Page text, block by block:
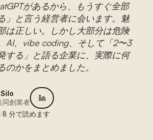
無料相談を予約する
があるから、もうすぐ全部
」と言う経営者に会います。魅
は正しい。しかし大部分は危険
AI、vibe coding、そして「2〜3
する」と語る企業に、実際に何
のかをまとめました。
同創業者
·8 分で読めます